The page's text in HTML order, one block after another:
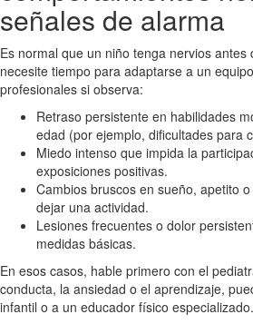
señales de alarma
Es normal que un niño tenga nervios
necesite tiempo para adaptarse a un
profesionales si observa:
Retraso persistente en habilidades
edad (por ejemplo, dificultades para
Miedo intenso que impida la
exposiciones positivas.
Cambios bruscos en sueño, apetito
dejar una actividad.
Lesiones frecuentes o dolor
medidas básicas.
En esos casos, hable primero con el
conducta, la ansiedad o el aprendizaje,
infantil o a un educador físico especializado.